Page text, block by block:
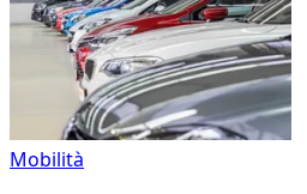
Mobilità